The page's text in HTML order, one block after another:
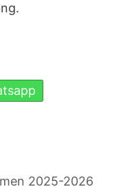
2025-2026